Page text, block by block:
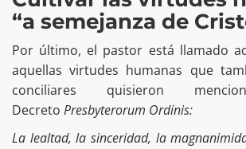
“a semejanza de
Por último, el pastor está llamado
aquellas virtudes humanas que
conciliares quisieron
Decreto Presbyterorum Ordinis:
La lealtad, la sinceridad, la